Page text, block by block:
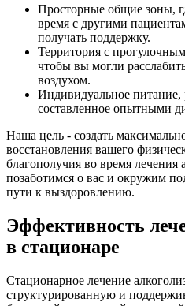
Просторные общие зоны,
время с другими
получать поддержку.
Территория с
чтобы вы могли
воздухом.
Индивидуальное питание,
составленное опытными
Наша цель - создать
восстановления вашего
благополучия во время
позаботимся о вас и окружим
пути к выздоровлению.
Эффективность
в стационаре
Стационарное лечение
структурированную и